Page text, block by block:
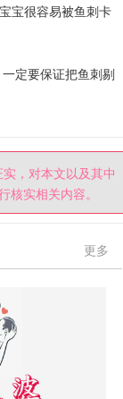
宝很容易被鱼刺卡
定要保证把鱼刺剔
，对本文以及其中
核实相关内容。
更多